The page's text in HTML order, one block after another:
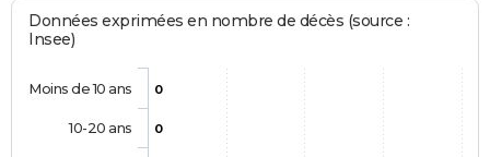
Données exprimées en nombre de décès (source :
Insee)
0
0
Moins de 10 ans
10-20 ans